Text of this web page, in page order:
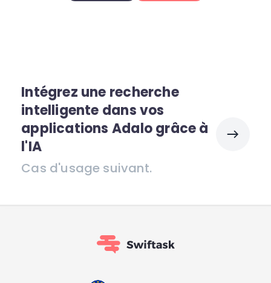
Intégrez une recherche
intelligente dans vos
applications Adalo grâce à
l'IA
Cas d'usage suivant.